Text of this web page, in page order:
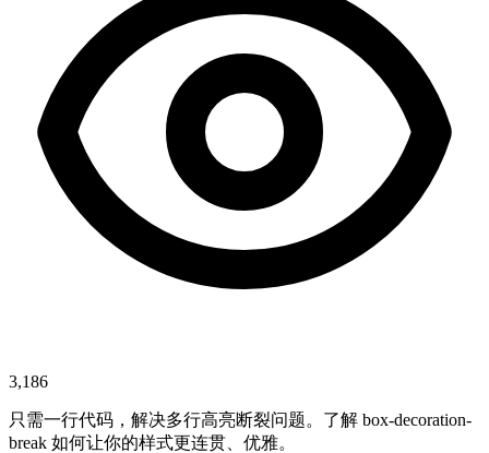
3,186
只需一行代码，解决多行高亮断裂问题。了解 box-decoration-
break 如何让你的样式更连贯、优雅。